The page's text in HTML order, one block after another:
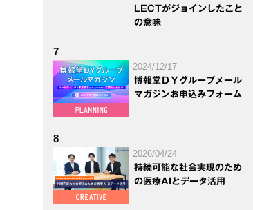
LECTがジョインしたこと
の意味
7
2024/12/17
博報堂ＤＹグループメール
マガジンお申込みフォーム
8
2026/04/24
持続可能な社会実現のため
の医療AIとデータ活用